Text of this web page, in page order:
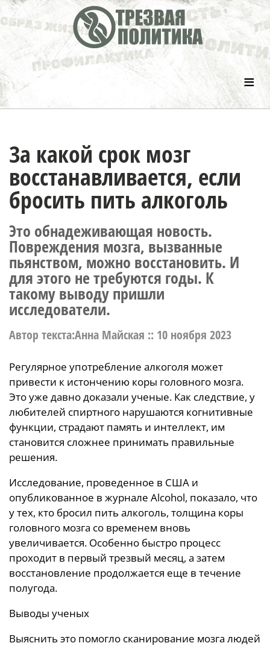
≡
За какой срок мозг
восстанавливается, если
бросить пить алкоголь
Это обнадеживающая новость.
Повреждения мозга, вызванные
пьянством, можно восстановить. И
для этого не требуются годы. К
такому выводу пришли
исследователи.
Автор текста:Анна Майская :: 10 ноября 2023
Регулярное употребление алкоголя может
привести к истончению коры головного мозга.
Это уже давно доказали ученые. Как следствие, у
любителей спиртного нарушаются когнитивные
функции, страдают память и интеллект, им
становится сложнее принимать правильные
решения.
Исследование, проведенное в США и
опубликованное в журнале Alcohol, показало, что
у тех, кто бросил пить алкоголь, толщина коры
головного мозга со временем вновь
увеличивается. Особенно быстро процесс
проходит в первый трезвый месяц, а затем
восстановление продолжается еще в течение
полугода.
Выводы ученых
Выяснить это помогло сканирование мозга людей